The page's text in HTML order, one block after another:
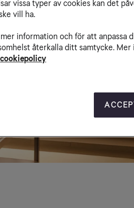
vissa typer av cookies kan det
vill ha.
information och för att anpassa
återkalla ditt samtycke.
cookiepolicy